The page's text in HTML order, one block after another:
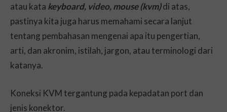
atau kata keyboard, video, mouse (kvm)di atas,
pastinya kita juga harus memahami secara lanjut
tentang pembahasan mengenai apa itu pengertian,
arti, dan akronim, istilah, jargon, atau terminologi dari
katanya.
Koneksi KVM tergantung pada kepadatan port dan
jenis konektor.